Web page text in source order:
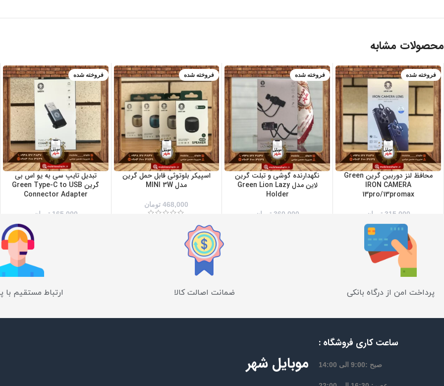
محصولات مشابه
فروخته شده
سبز
طلایی
مشکی
نقره ای
محافظ لنز دوربین گرین Green
IRON CAMERA
13pro/13promax
315,000 تومان
فروخته شده
نگهدارنده گوشی و تبلت گرین
لاین مدل Green Lion Lazy
Holder
360,000 تومان
فروخته شده
زرد
صورتی
مشکی
نقره ای
اسپیکر بلوتوثی قابل حمل گرین
مدل MINI 3W
468,000 تومان
فروخته شده
تبدیل تایپ سی به یو اس بی
گرین Green Type-C to USB
Connector Adapter
165,000 تومان
پرداخت امن از درگاه بانکی ضمانت اصالت کالا ارتباط مستقیم با
ساعت کاری فروشگاه :
صبح :9:00 الی 14:00 موبایل شهر